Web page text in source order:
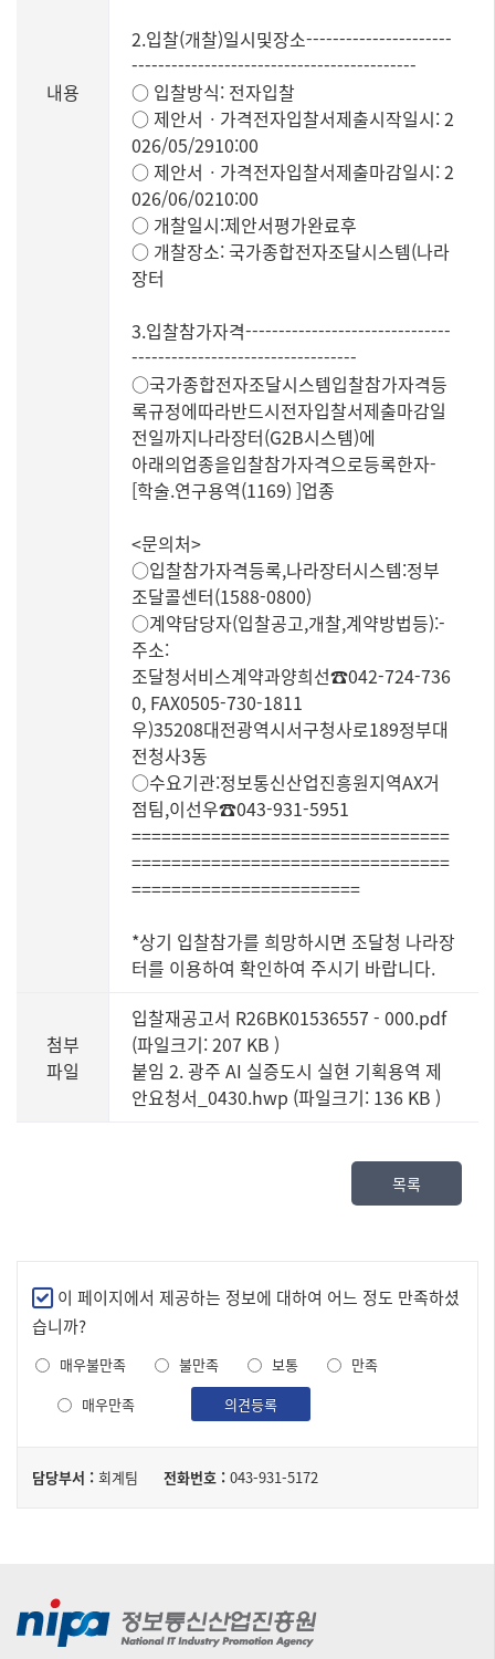
내용
2.입찰(개찰)일시및장소----------------------
-------------------------------------------
○ 입찰방식: 전자입찰
○ 제안서ㆍ가격전자입찰서제출시작일시: 2
026/05/2910:00
○ 제안서ㆍ가격전자입찰서제출마감일시: 2
026/06/0210:00
○ 개찰일시:제안서평가완료후
○ 개찰장소: 국가종합전자조달시스템(나라
장터
3.입찰참가자격-------------------------------
----------------------------------
○국가종합전자조달시스템입찰참가자격등
록규정에따라반드시전자입찰서제출마감일
전일까지나라장터(G2B시스템)에
아래의업종을입찰참가자격으로등록한자-
[학술.연구용역(1169) ]업종
<문의처>
○입찰참가자격등록,나라장터시스템:정부
조달콜센터(1588-0800)
○계약담당자(입찰공고,개찰,계약방법등):-
주소:
조달청서비스계약과양희선☎042-724-736
0, FAX0505-730-1811
우)35208대전광역시서구청사로189정부대
전청사3동
○수요기관:정보통신산업진흥원지역AX거
점팀,이선우☎043-931-5951
================================
================================
=======================
*상기 입찰참가를 희망하시면 조달청 나라장
터를 이용하여 확인하여 주시기 바랍니다.
첨부
파일
입찰재공고서 R26BK01536557 - 000.pdf
(파일크기: 207 KB )
붙임 2. 광주 AI 실증도시 실현 기획용역 제
안요청서_0430.hwp (파일크기: 136 KB )
목록
만
족
도
조
이 페이지에서 제공하는 정보에 대하여 어느 정도 만족하셨
습니까?
매우불만족 불만족 보통
만족
매우만족
의견등록
담
당
담당부서 : 회계팀 전화번호 : 043-931-5172